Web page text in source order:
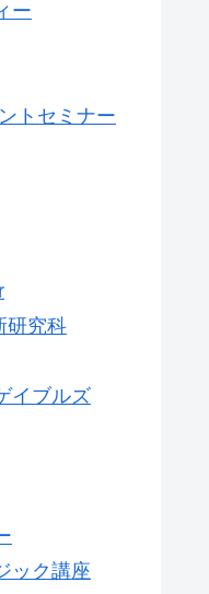
ー
トセミナー
研究科
イブルズ
ック講座